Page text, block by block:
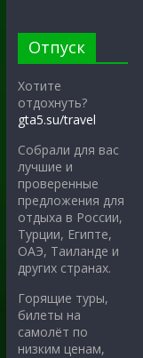
Отпуск
Хотите
отдохнуть?
gta5.su/travel
Собрали для вас
лучшие и
проверенные
предложения для
отдыха в России,
Турции, Египте,
ОАЭ, Таиланде и
других странах.
Горящие туры,
билеты на
самолёт по
низким ценам,